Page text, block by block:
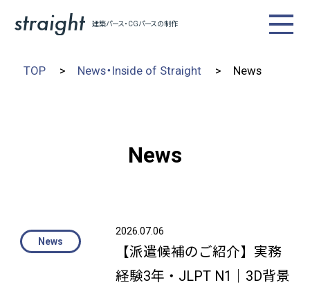
建築パース・CGパースの制作
TOP News・Inside of Straight News
News
2026.07.06
【派遣候補のご紹介】実務
経験3年・JLPT N1｜3D背景